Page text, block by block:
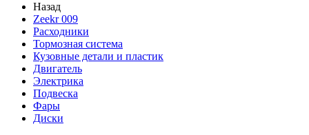
Назад
Zeekr 009
Расходники
Тормозная система
Кузовные детали и пластик
Двигатель
Электрика
Подвеска
Фары
Диски